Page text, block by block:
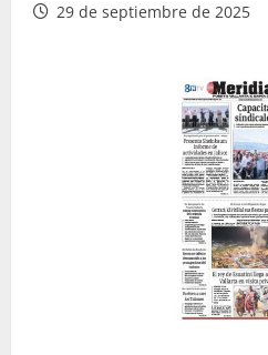
29 de septiembre de 2025